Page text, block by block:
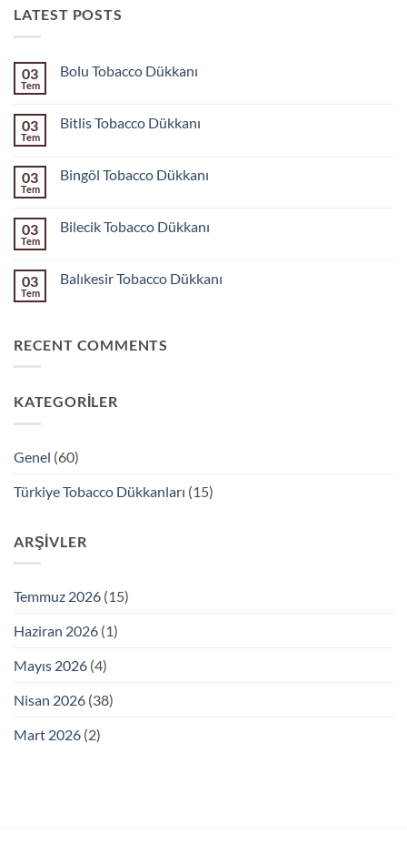
LATEST POSTS
03
Tem
Bolu Tobacco Dükkanı
Tobacco
03
Tem
Bitlis Tobacco Dükkanı
Tobacco
03
Tem
Bingöl Tobacco Dükkanı
Tobacco
03
Tem
Bilecik Tobacco Dükkanı
Tobacco
03
Tem
Balıkesir Tobacco Dükkanı
Dükkanı
RECENT COMMENTS
KATEGORILER
Genel (60)
Türkiye Tobacco Dükkanları (15)
ARŞIVLER
Temmuz 2026 (15)
Haziran 2026 (1)
Mayıs 2026 (4)
Nisan 2026 (38)
Mart 2026 (2)